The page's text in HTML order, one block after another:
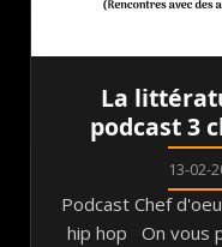
La
podcast 3
13-02-
Podcast Chef
hip hop On vous